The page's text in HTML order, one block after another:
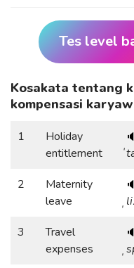
Tes level
Kosakata tentang
kompensasi
1
Holiday
entitlement
2
Maternity
leave
3
Travel
expenses